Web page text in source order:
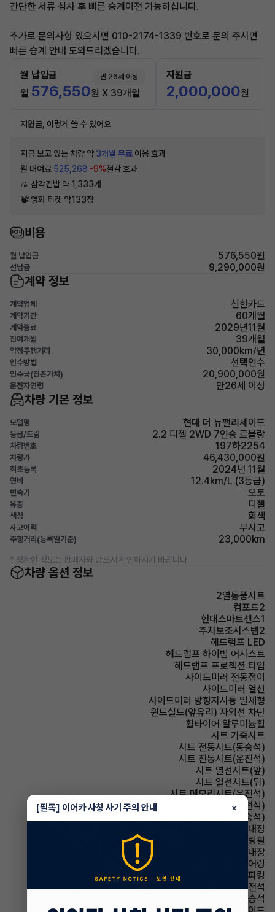
간단한 서류 심사 후 빠른 승계이전 가능하십니다.
추가로 문의사항 있으시면 010-2174-1339 번호로 문의 주시면
빠른 승계 안내 도와드리겠습니다.
월 납입금 만 26세 이상
월 576,550원 X 39개월
지원금
2,000,000원
지원금, 이렇게 쓸 수 있어요
지금 보고 있는 차량 약 3개월 무료 이용 효과
월 대여료 525,268 -9%절감 효과
🍙 삼각김밥 약 1,333개
📽 영화 티켓 약133장
비용
월 납입금 576,550원
선납금 9,290,000원
계약 정보
계약업체 신한카드
계약기간 60개월
계약종료 2029년11월
잔여개월 39개월
약정주행거리 30,000km/년
인수방법 선택인수
인수금(잔존가치) 20,900,000원
운전자연령 만26세 이상
차량 기본 정보
모델명 현대 더 뉴팰리세이드
등급/트림 2.2 디젤 2WD 7인승 르블랑
차량번호 197하2254
차량가 46,430,000원
최초등록 2024년 11월
연비 12.4km/L (3등급)
변속기 오토
유종 디젤
색상 회색
사고이력 무사고
주행거리(등록일기준) 23,000km
* 정확한 정보는 판매자와 반드시 확인하시기 바랍니다.
차량 옵션 정보
2열통풍시트
컴포트2
현대스마트센스1
주차보조시스템2
헤드램프 LED
헤드램프 하이빔 어시스트
헤드램프 프로젝션 타입
사이드미러 전동접이
사이드미러 열선
사이드미러 방향지시등 일체형
윈드실드(앞유리) 자외선 차단
휠타이어 알루미늄휠
시트 가죽시트
시트 전동시트(동승석)
시트 전동시트(운전석)
시트 열선시트(앞)
시트 열선시트(뒤)
시트 메모리시트(운전석)
시트 통풍시트(운전석)
시트 통풍시트(동승석)
룸미러 하이패스 내장
스티어링휠 가죽스티어링휠
스티어링휠 열선내장
스티어링휠 텔레스코픽 스티어링
파킹 전자식 파킹
에어백 운전석
에어백 동승석
[필독] 이어카 사칭 사기 주의 안내 ×